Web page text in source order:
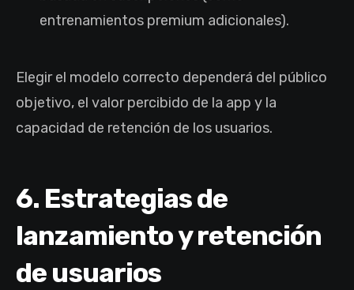
entrenamientos premium adicionales).
Elegir el modelo correcto dependerá del público
objetivo, el valor percibido de la app y la
capacidad de retención de los usuarios.
6. Estrategias de
lanzamiento y retención
de usuarios